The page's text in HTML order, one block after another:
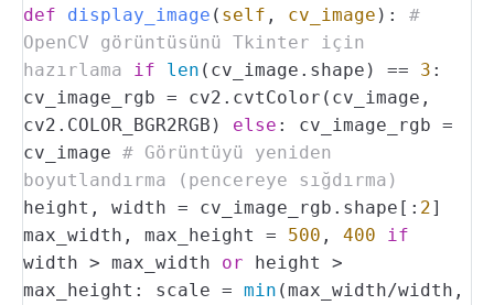
def
display_image ( self , cv_image ):
#
OpenCV görüntüsünü Tkinter için
hazırlama
if len (cv_image.shape) == 3 :
cv_image_rgb = cv2.cvtColor(cv_image,
cv2.COLOR_BGR2RGB)
else :
cv_image_rgb =
cv_image # Görüntüyü yeniden
boyutlandırma (pencereye sığdırma)
height, width = cv_image_rgb.shape[: 2]
max_width, max_height = 500 , 400
if
width > max_width or height >
max_height:
scale = min (max_width/width,